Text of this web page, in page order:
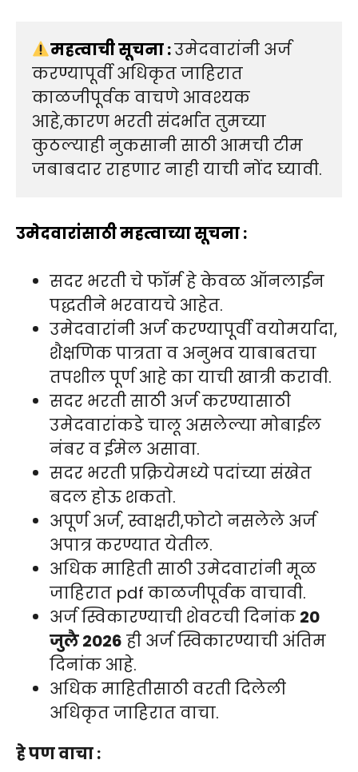
महत्वाची सूचना : उमेदवारांनी अर्ज
करण्यापूर्वी अधिकृत जाहिरात
काळजीपूर्वक वाचणे आवश्यक
आहे,कारण भरती संदर्भात तुमच्या
कुठल्याही नुकसानी साठी आमची टीम
जबाबदार राहणार नाही याची नोंद घ्यावी.
उमेदवारांसाठी महत्वाच्या सूचना :
सदर भरती चे फॉर्म हे केवळ ऑनलाईन
पद्धतीने भरवायचे आहेत.
उमेदवारांनी अर्ज करण्यापूर्वी वयोमर्यादा,
शैक्षणिक पात्रता व अनुभव याबाबतचा
तपशील पूर्ण आहे का याची खात्री करावी.
सदर भरती साठी अर्ज करण्यासाठी
उमेदवारांकडे चालू असलेल्या मोबाईल
नंबर व ईमेल असावा.
सदर भरती प्रक्रियेमध्ये पदांच्या संखेत
बदल होऊ शकतो.
अपूर्ण अर्ज, स्वाक्षरी,फोटो नसलेले अर्ज
अपात्र करण्यात येतील.
अधिक माहिती साठी उमेदवारांनी मूळ
जाहिरात pdf काळजीपूर्वक वाचावी.
अर्ज स्विकारण्याची शेवटची दिनांक 20
जुलै 2026 ही अर्ज स्विकारण्याची अंतिम
दिनांक आहे.
अधिक माहितीसाठी वरती दिलेली
अधिकृत जाहिरात वाचा.
हे पण वाचा :